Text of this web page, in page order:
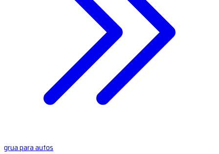
grua para autos